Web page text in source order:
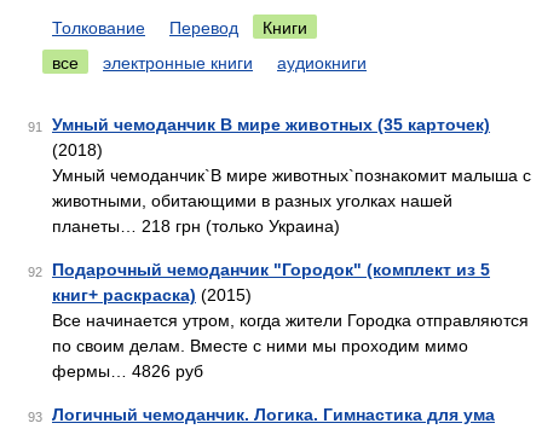
Толкование Перевод
Книги
все
электронные книги аудиокниги
91
Умный чемоданчик В мире животных (35 карточек)
(2018)
Умный чемоданчик`В мире животных`познакомит малыша с
животными, обитающими в разных уголках нашей
планеты… 218 грн (только Украина)
92
Подарочный чемоданчик "Городок" (комплект из 5
книг+ раскраска) (2015)
Все начинается утром, когда жители Городка отправляются
по своим делам. Вместе с ними мы проходим мимо
фермы… 4826 руб
93
Логичный чемоданчик. Логика. Гимнастика для ума